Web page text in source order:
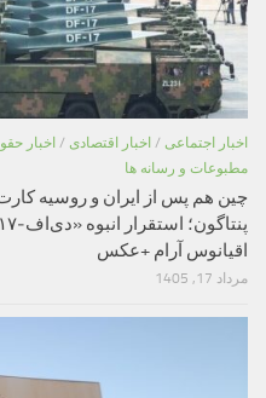
اخبار اجتماعی / اخبار اقتصادی / اخبار
مطبوعات و رسانه ها
چین هم پس از ایران و روسیه
اقیانوس آرام +عکس
مرداد 17, 1405